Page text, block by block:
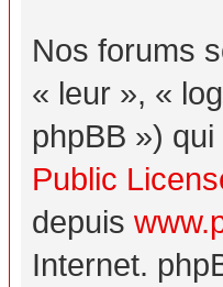
Nos forums
« leur », «
phpBB »)
Public
depuis
Internet.